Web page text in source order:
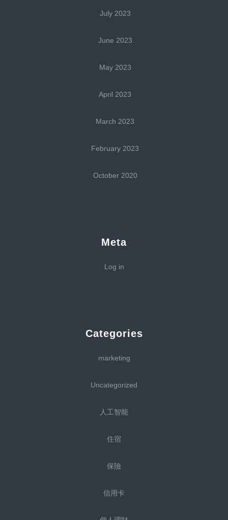
July 2023
June 2023
May 2023
April 2023
March 2023
February 2023
October 2020
Meta
Log in
Categories
marketing
Uncategorized
人工智能
住宿
保險
信用卡